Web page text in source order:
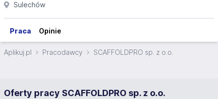
Sulechów
Praca Opinie
Aplikuj.pl Pracodawcy SCAFFOLDPRO sp. z o.o.
Oferty pracy SCAFFOLDPRO sp. z o.o.